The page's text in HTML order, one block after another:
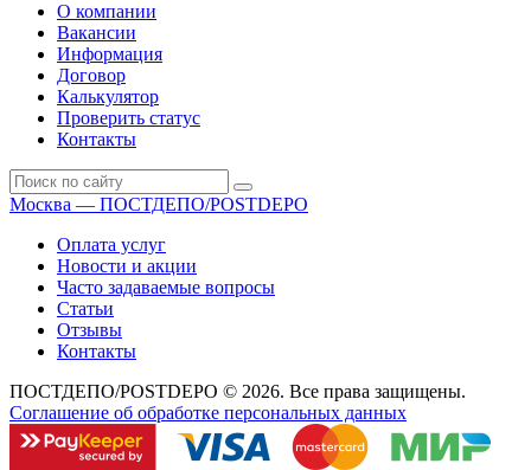
О компании
Вакансии
Информация
Договор
Калькулятор
Проверить статус
Контакты
Москва — ПОСТДЕПО/POSTDEPO
Оплата услуг
Новости и акции
Часто задаваемые вопросы
Статьи
Отзывы
Контакты
ПОСТДЕПО/POSTDEPO © 2026. Все права защищены.
Соглашение об обработке персональных данных